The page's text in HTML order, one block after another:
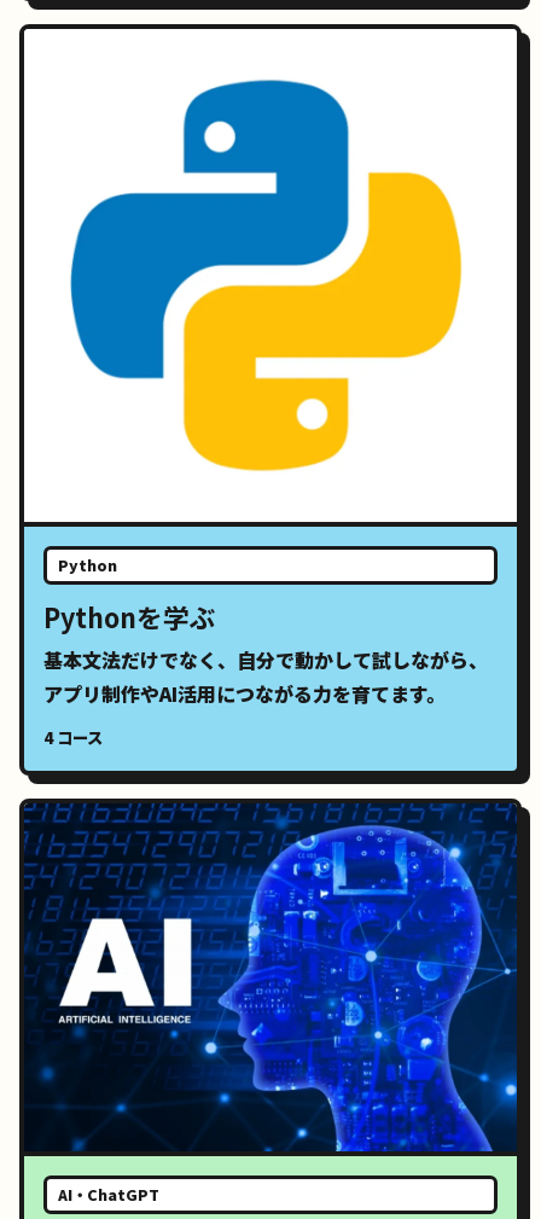
Python
Pythonを学ぶ
基本文法だけでなく、自分で動かして試しながら、
アプリ制作やAI活用につながる力を育てます。
4 コース
AI・ChatGPT